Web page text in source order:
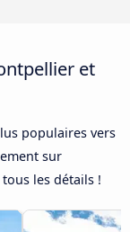
et
populaires vers
sur
les détails !